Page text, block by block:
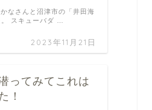
2023年11月21日
なさんと沼津市の「井田海
スキューバダ …
ってみてこれは
！